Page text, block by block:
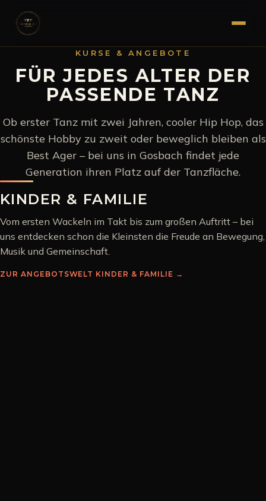
KURSE & ANGEBOTE
FÜR JEDES ALTER DER
PASSENDE TANZ
Ob erster Tanz mit zwei Jahren, cooler Hip Hop, das
schönste Hobby zu zweit oder beweglich bleiben als
Best Ager – bei uns in Gosbach findet jede
Generation ihren Platz auf der Tanzfläche.
KINDER & FAMILIE
Vom ersten Wackeln im Takt bis zum großen Auftritt – bei
uns entdecken schon die Kleinsten die Freude an Bewegung,
Musik und Gemeinschaft.
ZUR ANGEBOTSWELT KINDER & FAMILIE →